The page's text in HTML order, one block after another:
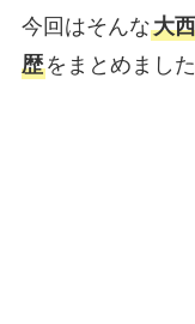
今回はそんな大
歴をまとめました